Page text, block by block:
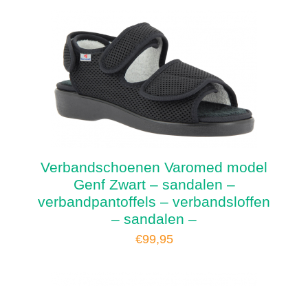
Verbandschoenen Varomed model
Genf Zwart – sandalen –
verbandpantoffels – verbandsloffen
– sandalen –
€99,95